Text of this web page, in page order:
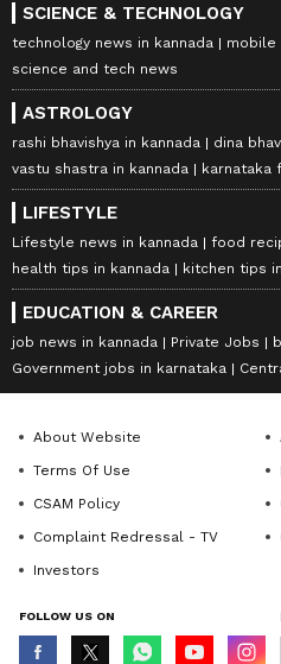
SCIENCE & TECHNOLOGY
technology news in kannada
mobile
science and tech news
ASTROLOGY
rashi bhavishya in kannada dina
vastu shastra in kannada
karnataka
LIFESTYLE
Lifestyle news in kannada
food
health tips in kannada
kitchen tips
EDUCATION & CAREER
job news in kannada Private Jobs
Government jobs in karnataka
About Website
Terms Of Use
CSAM Policy
Complaint Redressal - TV
Investors
FOLLOW US ON